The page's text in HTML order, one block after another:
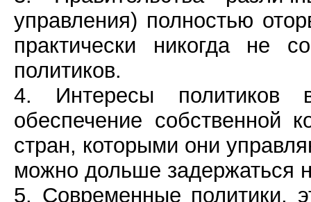
управления) полностью
практически никогда не
политиков.
4. Интересы
обеспечение собственной
стран, которыми они
можно дольше задержаться
5. Современные политики,